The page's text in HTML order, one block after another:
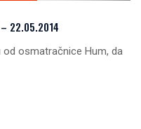
– 22.05.2014
osmatračnice Hum, da